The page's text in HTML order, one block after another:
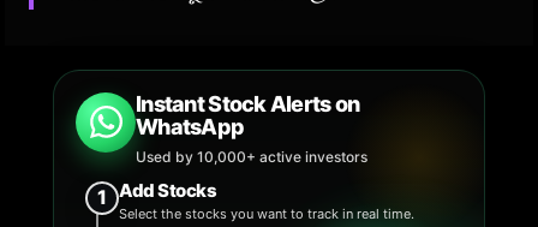
Instant Stock Alerts on
WhatsApp
Used by 10,000+ active investors
1 Add Stocks
Select the stocks you want to track in real time.